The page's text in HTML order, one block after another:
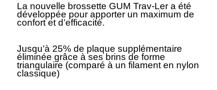
La nouvelle brossette GUM Trav-Ler a été
développée pour apporter un maximum de
confort et d’efficacité.
Jusqu’à 25% de plaque supplémentaire
éliminée grâce à ses brins de forme
triangulaire (comparé à un filament en nylon
classique)